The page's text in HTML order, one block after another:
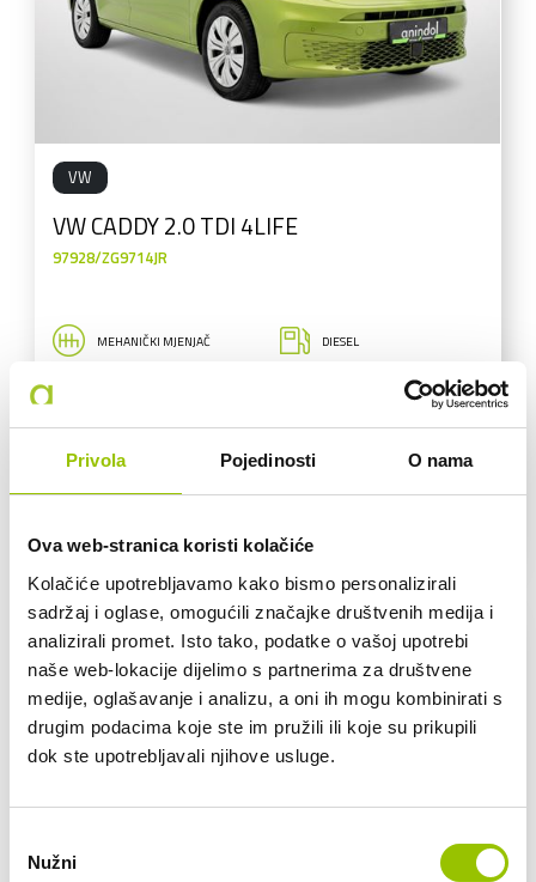
Privola Pojedinosti O nama
Ova web-stranica koristi kolačiće
Kolačiće upotrebljavamo kako bismo personalizirali
sadržaj i oglase, omogućili značajke društvenih medija i
analizirali promet. Isto tako, podatke o vašoj upotrebi
naše web-lokacije dijelimo s partnerima za društvene
medije, oglašavanje i analizu, a oni ih mogu kombinirati s
drugim podacima koje ste im pružili ili koje su prikupili
dok ste upotrebljavali njihove usluge.
pristanka
Nužni
VW
VW CADDY 2.0 TDI 4LIFE
97928/ZG9714JR
MEHANIČKI MJENJAČ DIESEL
VEĆ OD:383,90 € /mj